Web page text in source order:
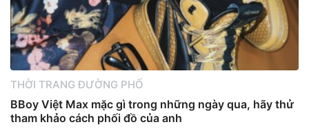
THỜI TRANG ĐƯỜNG PHỐ
BBoy Việt Max mặc gì trong những ngày qua, hãy thử
tham khảo cách phối đồ của anh